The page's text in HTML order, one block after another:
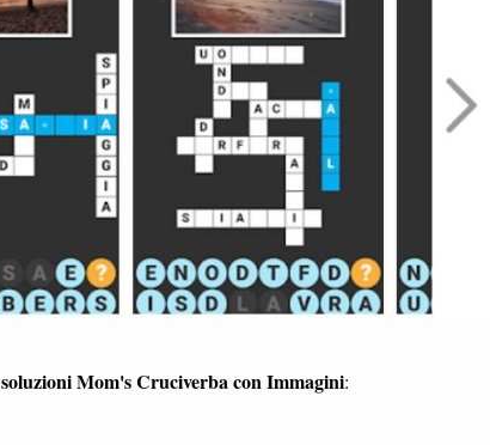
soluzioni Mom's Cruciverba con Immagini: